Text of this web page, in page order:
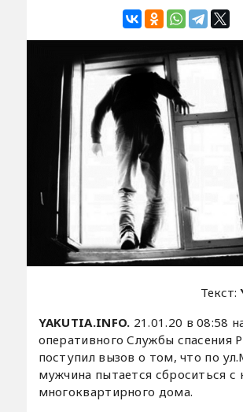
Текст:
YAKUTIA.INFO. 21.01.20 в 08:58
оперативного Службы спасения
поступил вызов о том, что по
мужчина пытается сброситься
многоквартирного дома.